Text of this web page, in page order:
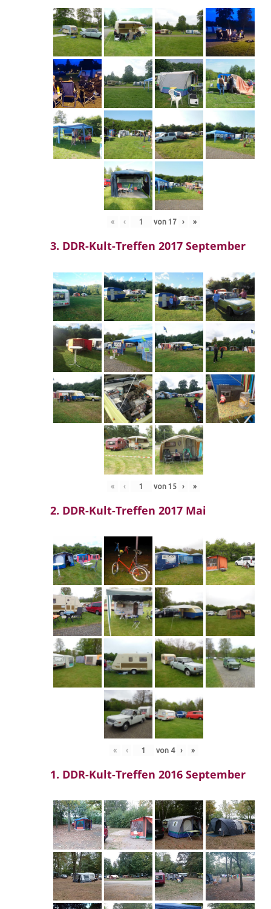
« ‹ von 17 › »
3. DDR-Kult-Treffen 2017 September
« ‹ von 15 › »
2. DDR-Kult-Treffen 2017 Mai
« ‹ von 4 › »
1. DDR-Kult-Treffen 2016 September